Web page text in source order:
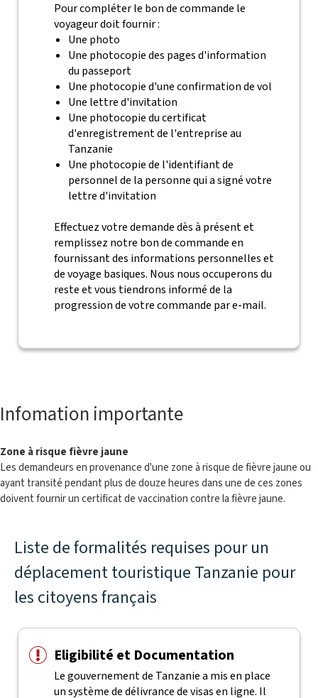
Pour compléter le bon de commande le
voyageur doit fournir :
Une photo
Une photocopie des pages d'information
du passeport
Une photocopie d'une confirmation de vol
Une lettre d'invitation
Une photocopie du certificat
d'enregistrement de l'entreprise au
Tanzanie
Une photocopie de l'identifiant de
personnel de la personne qui a signé votre
lettre d'invitation
Effectuez votre demande dès à présent et
remplissez notre bon de commande en
fournissant des informations personnelles et
de voyage basiques. Nous nous occuperons du
reste et vous tiendrons informé de la
progression de votre commande par e-mail.
Infomation importante
Zone à risque fièvre jaune
Les demandeurs en provenance d'une zone à risque de fièvre jaune ou
ayant transité pendant plus de douze heures dans une de ces zones
doivent fournir un certificat de vaccination contre la fièvre jaune.
Liste de formalités requises pour un
déplacement touristique Tanzanie pour
les citoyens français
Eligibilité et Documentation
Le gouvernement de Tanzanie a mis en place
un système de délivrance de visas en ligne. Il